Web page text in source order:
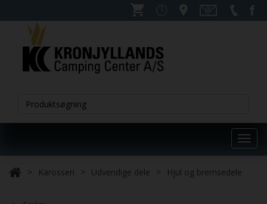
Karosseri Udvendige dele Hjul og bremsedele